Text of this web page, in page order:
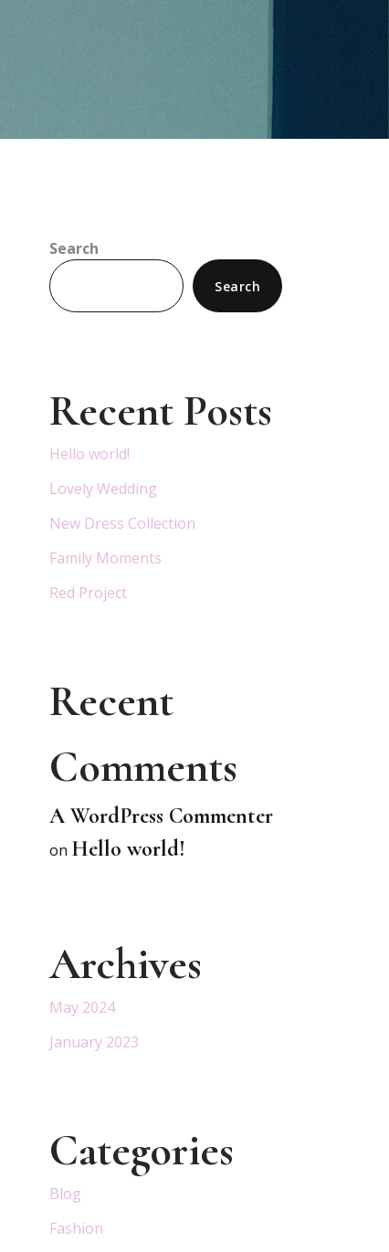
Search
Search
Recent Posts
Hello world!
Lovely Wedding
New Dress Collection
Family Moments
Red Project
Recent
Comments
A WordPress Commenter
on Hello world!
Archives
May 2024
January 2023
Categories
Blog
Fashion